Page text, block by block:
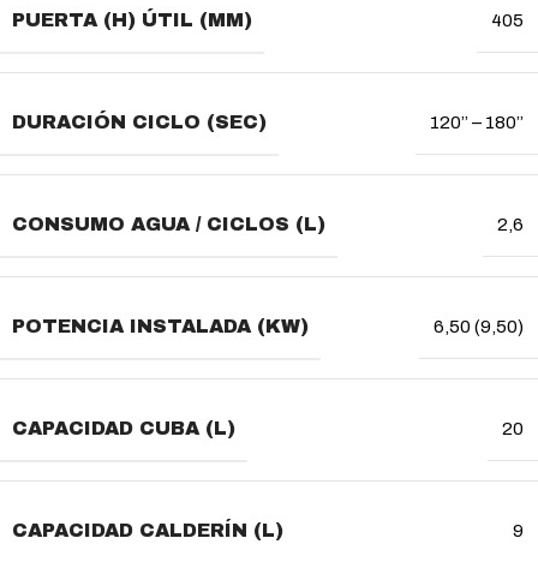
PUERTA (H) ÚTIL (MM) 405
DURACIÓN CICLO (SEC) 120’’ – 180’’
CONSUMO AGUA / CICLOS (L) 2,6
POTENCIA INSTALADA (KW) 6,50 (9,50)
CAPACIDAD CUBA (L) 20
CAPACIDAD CALDERÍN (L) 9